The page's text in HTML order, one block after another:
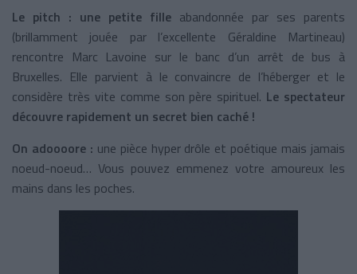
Le pitch : une petite fille abandonnée par ses parents
(brillamment jouée par l’excellente Géraldine Martineau)
rencontre Marc Lavoine sur le banc d’un arrêt de bus à
Bruxelles. Elle parvient à le convaincre de l’héberger et le
considère très vite comme son père spirituel. Le spectateur
découvre rapidement un secret bien caché !
On adoooore : une pièce hyper drôle et poétique mais jamais
noeud-noeud… Vous pouvez emmenez votre amoureux les
mains dans les poches.